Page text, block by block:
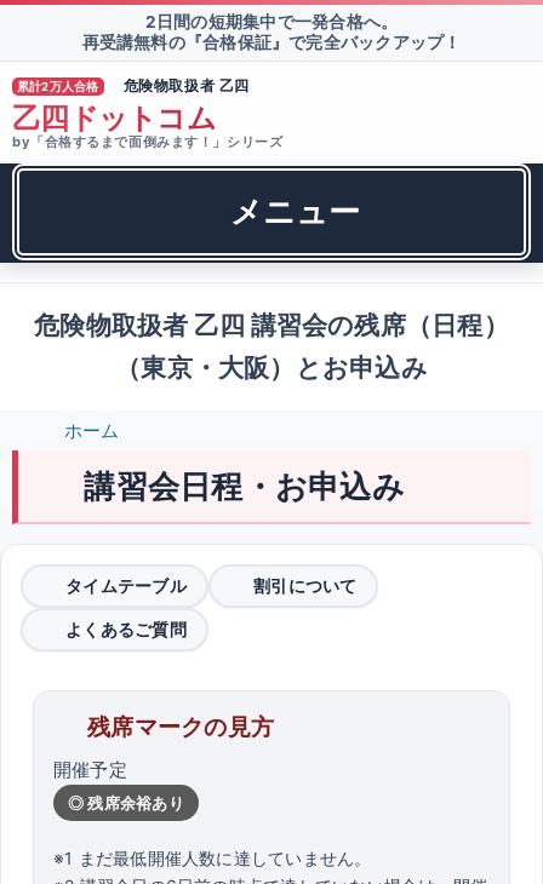
2日間の短期集中で一発合格へ。
再受講無料の『合格保証』で完全バックアップ！
累計2万人合格 危険物取扱者 乙四
乙四ドットコム
by「合格するまで面倒みます！」シリーズ
メニュー
危険物取扱者 乙四 講習会の残席（日程）
（東京・大阪）とお申込み
ホーム
講習会日程・お申込み
タイムテーブル 割引について
よくあるご質問
残席マークの見方
開催予定
◎ 残席余裕あり
※1 まだ最低開催人数に達していません。